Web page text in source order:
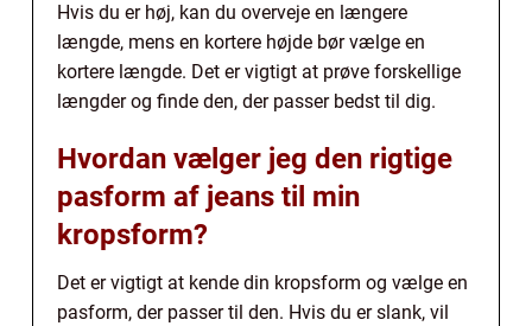
Hvis du er høj, kan du overveje en længere
længde, mens en kortere højde bør vælge en
kortere længde. Det er vigtigt at prøve forskellige
længder og finde den, der passer bedst til dig.
Hvordan vælger jeg den rigtige
pasform af jeans til min
kropsform?
Det er vigtigt at kende din kropsform og vælge en
pasform, der passer til den. Hvis du er slank, vil